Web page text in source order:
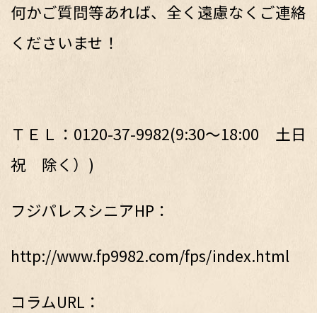
何かご質問等あれば、全く遠慮なくご連絡
くださいませ！
ＴＥＬ：0120-37-9982(9:30～18:00 土日
祝 除く）)
フジパレスシニアHP：
http://www.fp9982.com/fps/index.html
コラムURL：